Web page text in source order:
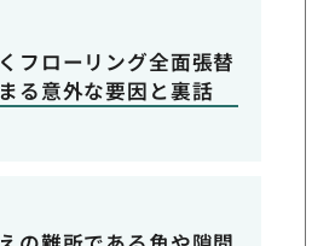
フローリング全面張替
る意外な要因と裏話